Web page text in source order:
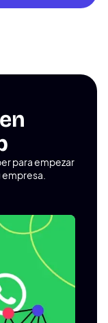
para empezar
empresa.